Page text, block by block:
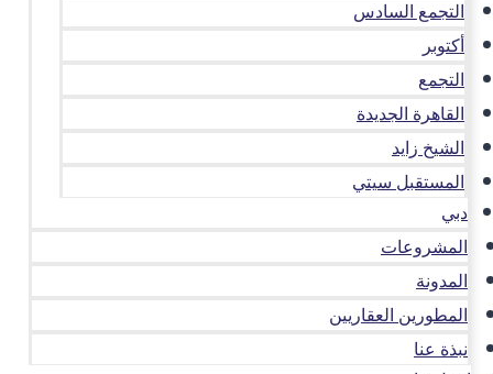
التجمع السادس
أكتوبر
التجمع
القاهرة الجديدة
الشيخ زايد
المستقبل سيتي
دبي
المشروعات
المدونة
المطورين العقاريين
نبذة عنا